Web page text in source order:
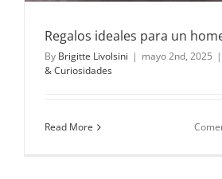
Regalos ideales para un
By Brigitte Livolsini | mayo 2nd, 2025 |
& Curiosidades
Read More